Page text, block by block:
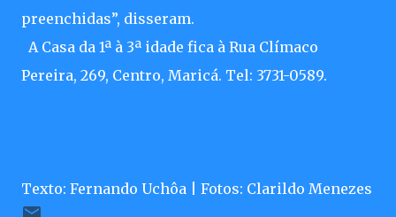
preenchidas”, disseram.
A Casa da 1ª à 3ª idade fica à Rua Clímaco
Pereira, 269, Centro, Maricá. Tel: 3731-0589.
Texto: Fernando Uchôa | Fotos: Clarildo Menezes